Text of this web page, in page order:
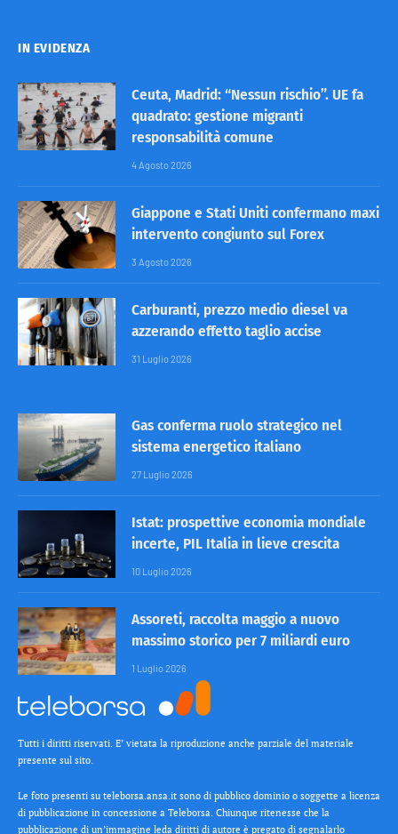
IN EVIDENZA
Ceuta, Madrid: “Nessun rischio”. UE fa
quadrato: gestione migranti
responsabilità comune
4 Agosto 2026
Giappone e Stati Uniti confermano maxi
intervento congiunto sul Forex
3 Agosto 2026
Carburanti, prezzo medio diesel va
azzerando effetto taglio accise
31 Luglio 2026
Gas conferma ruolo strategico nel
sistema energetico italiano
27 Luglio 2026
Istat: prospettive economia mondiale
incerte, PIL Italia in lieve crescita
10 Luglio 2026
Assoreti, raccolta maggio a nuovo
massimo storico per 7 miliardi euro
1 Luglio 2026
Tutti i diritti riservati. E’ vietata la riproduzione anche parziale del materiale
presente sul sito.
Le foto presenti su teleborsa.ansa.it sono di pubblico dominio o soggette a licenza
di pubblicazione in concessione a Teleborsa. Chiunque ritenesse che la
pubblicazione di un’immagine leda diritti di autore è pregato di segnalarlo